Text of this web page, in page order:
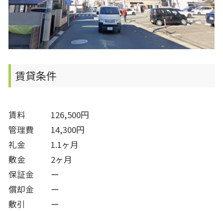
賃貸条件
賃料 126,500円
管理費 14,300円
礼金 1.1ヶ月
敷金 2ヶ月
保証金 ー
償却金 ー
敷引 ー